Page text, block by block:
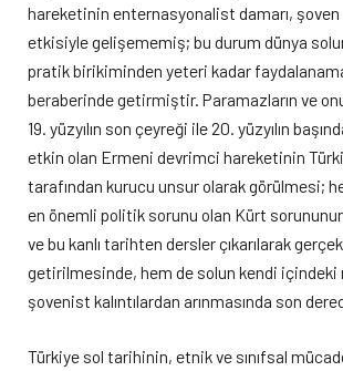
hareketinin enternasyonalist damarı,
etkisiyle gelişememiş; bu durum dünya
pratik birikiminden yeteri kadar
beraberinde getirmiştir. Paramazların ve
19. yüzyılın son çeyreği ile 20. yüzyılın
etkin olan Ermeni devrimci hareketinin
tarafından kurucu unsur olarak görülmesi;
en önemli politik sorunu olan Kürt
ve bu kanlı tarihten dersler çıkarılarak
getirilmesinde, hem de solun kendi
şovenist kalıntılardan arınmasında son
Türkiye sol tarihinin, etnik ve sınıfsal